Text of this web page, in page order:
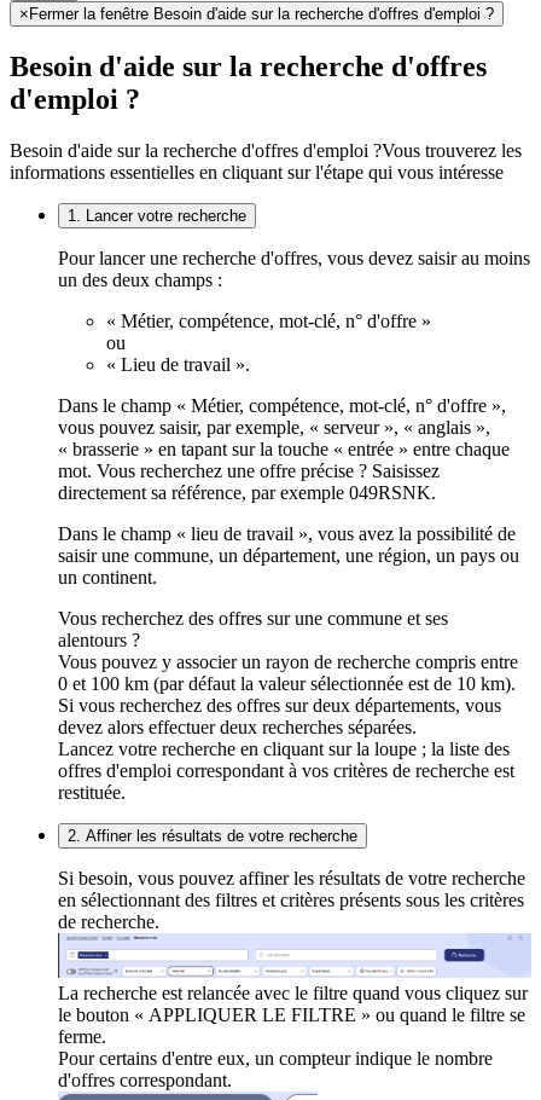
× Fermer la fenêtre Besoin d'aide sur la recherche d'offres d'emploi ?
Besoin d'aide sur la recherche d'offres
d'emploi ?
Besoin d'aide sur la recherche d'offres d'emploi ?Vous trouverez les
informations essentielles en cliquant sur l'étape qui vous intéresse
1. Lancer votre recherche
Pour lancer une recherche d'offres, vous devez saisir au moins
un des deux champs :
« Métier, compétence, mot-clé, n° d'offre »
ou
« Lieu de travail ».
Dans le champ « Métier, compétence, mot-clé, n° d'offre »,
vous pouvez saisir, par exemple, « serveur », « anglais »,
« brasserie » en tapant sur la touche « entrée » entre chaque
mot. Vous recherchez une offre précise ? Saisissez
directement sa référence, par exemple 049RSNK.
Dans le champ « lieu de travail », vous avez la possibilité de
saisir une commune, un département, une région, un pays ou
un continent.
Vous recherchez des offres sur une commune et ses
alentours ?
Vous pouvez y associer un rayon de recherche compris entre
0 et 100 km (par défaut la valeur sélectionnée est de 10 km).
Si vous recherchez des offres sur deux départements, vous
devez alors effectuer deux recherches séparées.
Lancez votre recherche en cliquant sur la loupe ; la liste des
offres d'emploi correspondant à vos critères de recherche est
restituée.
2. Affiner les résultats de votre recherche
Si besoin, vous pouvez affiner les résultats de votre recherche
en sélectionnant des filtres et critères présents sous les critères
de recherche.
La recherche est relancée avec le filtre quand vous cliquez sur
le bouton « APPLIQUER LE FILTRE » ou quand le filtre se
ferme.
Pour certains d'entre eux, un compteur indique le nombre
d'offres correspondant.